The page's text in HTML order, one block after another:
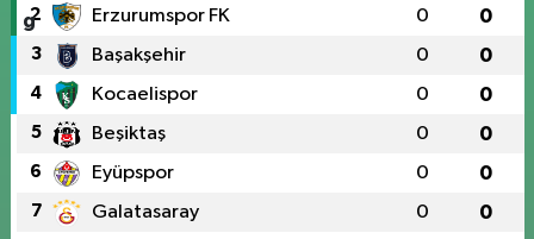
2 Erzurumspor FK 0 0
3 Başakşehir 0 0
4 Kocaelispor 0 0
5 Beşiktaş 0 0
6 Eyüpspor 0 0
7 Galatasaray 0 0